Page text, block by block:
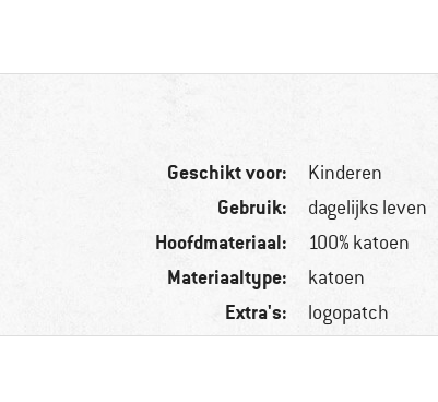
Geschikt voor: Kinderen
Gebruik: dagelijks leven
Hoofdmateriaal: 100% katoen
Materiaaltype: katoen
Extra's: logopatch